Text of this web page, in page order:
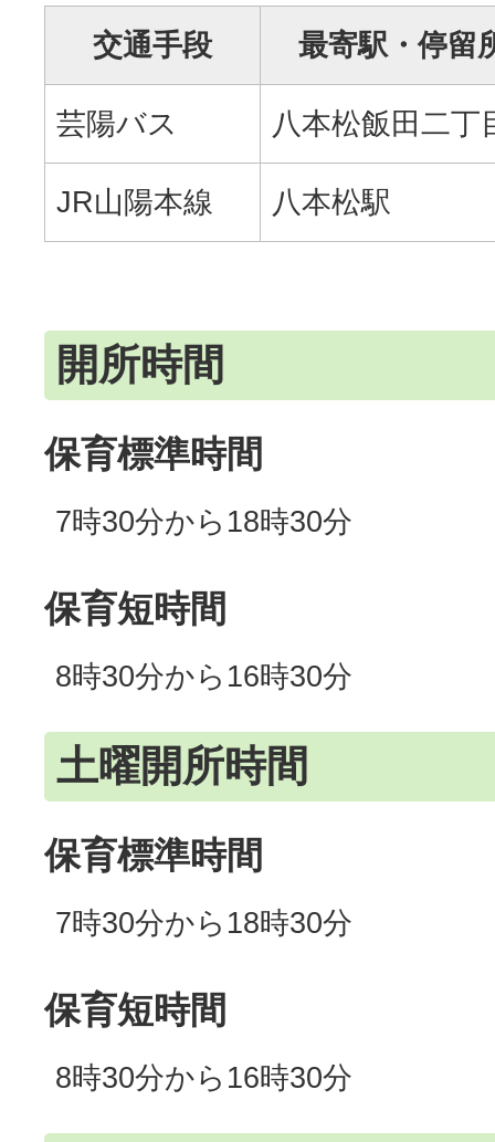
交通手段
最寄駅・停留
芸陽バス 八本松飯田二丁
JR山陽本線 八本松駅
開所時間
保育標準時間
7時30分から18時30分
保育短時間
8時30分から16時30分
土曜開所時間
保育標準時間
7時30分から18時30分
保育短時間
8時30分から16時30分